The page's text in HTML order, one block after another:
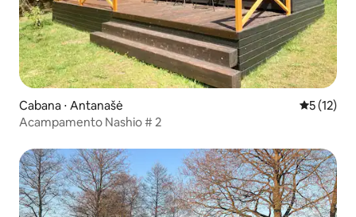
Cabana ⋅ Antanašė 5 de uma
5 (12)
Acampamento Nashio # 2